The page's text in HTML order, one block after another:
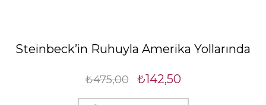
Steinbeck’in Ruhuyla Amerika Yollarında
₺475,00 ₺142,50